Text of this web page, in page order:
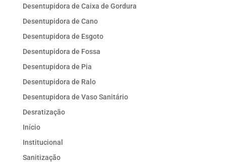
Desentupidora de Caixa de Gordura
Desentupidora de Cano
Desentupidora de Esgoto
Desentupidora de Fossa
Desentupidora de Pia
Desentupidora de Ralo
Desentupidora de Vaso Sanitário
Desratização
Início
Institucional
Sanitização